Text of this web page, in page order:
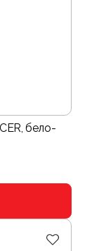
бело-